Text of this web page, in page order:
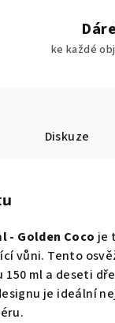
ke každé
Diskuze
- Golden Coco je
vůni. Tento
150 ml a deseti
je ideální